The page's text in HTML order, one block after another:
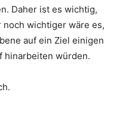
Daher ist es wichtig,
noch wichtiger wäre es,
auf ein Ziel einigen
hinarbeiten würden.